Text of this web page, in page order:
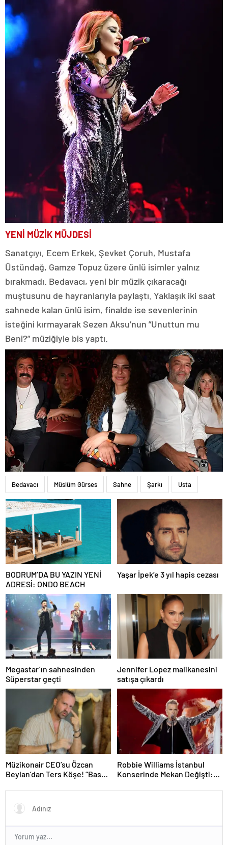
YENİ MÜZİK MÜJDESİ
Sanatçıyı, Ecem Erkek, Şevket Çoruh, Mustafa
Üstündağ, Gamze Topuz üzere ünlü isimler yalnız
bırakmadı. Bedavacı, yeni bir müzik çıkaracağı
muştusunu de hayranlarıyla paylaştı. Yaklaşık iki saat
sahnede kalan ünlü isim, finalde ise sevenlerinin
isteğini kırmayarak Sezen Aksu’nun ”Unuttun mu
Beni?” müziğiyle bis yaptı.
Bedavacı Müslüm Gürses Sahne Şarkı Usta
BODRUM’DA BU YAZIN YENİ
ADRESİ: ONDO BEACH
Yaşar İpek’e 3 yıl hapis cezası
Megastar’ın sahnesinden
Süperstar geçti
Jennifer Lopez malikanesini
satışa çıkardı
Müzikonair CEO’su Özcan
Beylan’dan Ters Köşe! “Bas
Adımını Attı!
Robbie Williams İstanbul
Konserinde Mekan Değişti:
Taşındı!